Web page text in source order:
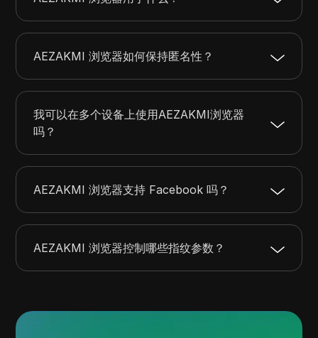
AEZAKMI 浏览器如何保持匿名性？
我可以在多个设备上使用AEZAKMI浏览器
吗？
AEZAKMI 浏览器支持 Facebook 吗？
AEZAKMI 浏览器控制哪些指纹参数？